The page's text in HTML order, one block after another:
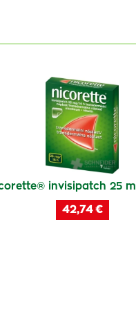
invisipatch 25
42,74 €